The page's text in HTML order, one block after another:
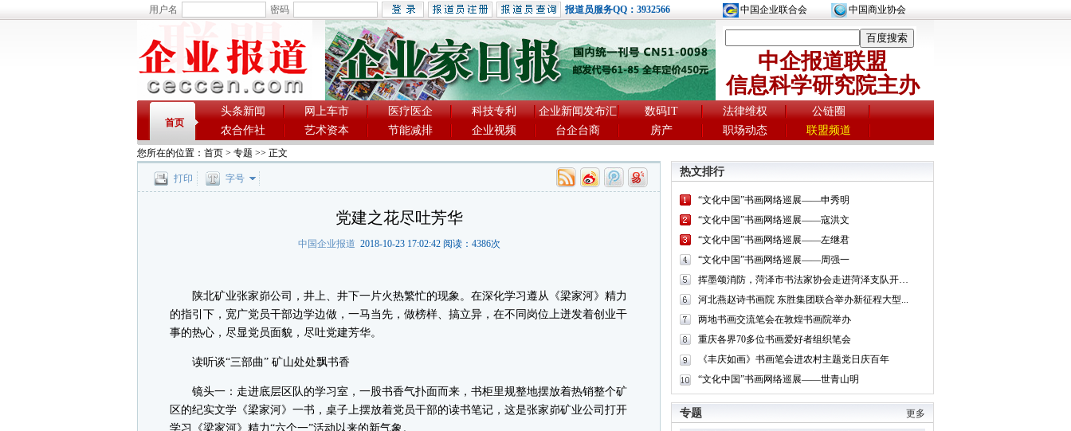
中国企业联合会 中国商业协会
用户名 密码 报道员服务QQ：3932566
中企报道联盟
信息科学研究院主办
首页
头条新闻 网上车市 医疗医企 科技专利 企业新闻发布汇 数码IT 法律维权
公链圈
农合作社
艺术资本 节能减排 企业视频 台企台商 房产 职场动态 联盟频道
您所在的位置： 首页 > 专题 >> 正文
打印 字号
党建之花尽吐芳华
中国企业报道 2018-10-23 17:02:42 阅读： 4386次
陕北矿业张家峁公司，井上、井下一片火热繁忙的现象。在深化学习遵从《梁家河》精力
的指引下，宽广党员干部边学边做，一马当先，做榜样、搞立异，在不同岗位上迸发着创业干
事的热心，尽显党员面貌，尽吐党建芳华。
读听谈“三部曲” 矿山处处飘书香
镜头一：走进底层区队的学习室，一股书香气扑面而来，书柜里规整地摆放着热销整个矿
区的纪实文学《梁家河》一书，桌子上摆放着党员干部的读书笔记，这是张家峁矿业公司打开
学习《梁家河》精力“六个一”活动以来的新气象。
热文排行
“文化中国”书画网络巡展——申秀明
“文化中国”书画网络巡展——寇洪文
“文化中国”书画网络巡展——左继君
“文化中国”书画网络巡展——周强一
挥墨颂消防，菏泽市书法家协会走进菏泽支队开展...
河北燕赵诗书画院 东胜集团联合举办新征程大型...
两地书画交流笔会在敦煌书画院举办
重庆各界70多位书画爱好者组织笔会
《丰庆如画》书画笔会进农村主题党日庆百年
“文化中国”书画网络巡展——世青山明
更多
专题